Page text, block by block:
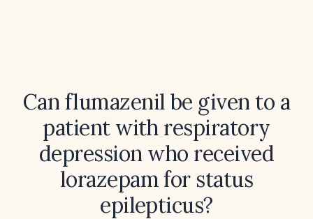
Can flumazenil be given to a
patient with respiratory
depression who received
lorazepam for status
epilepticus?